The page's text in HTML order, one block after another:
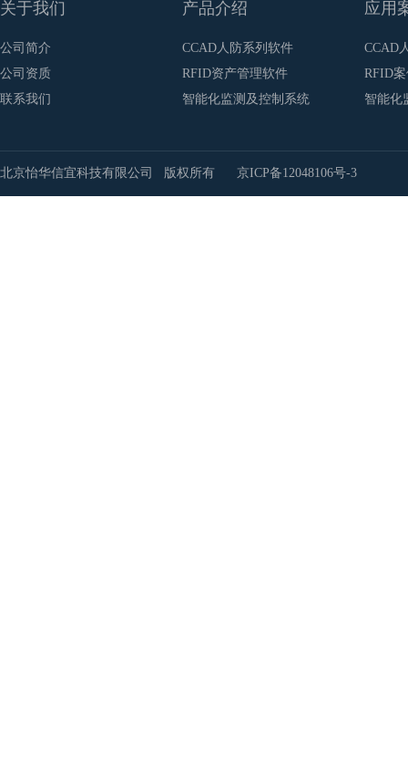
关于我们 产品介绍 应用
公司简介
公司资质
联系我们
CCAD人防系列软件
RFID资产管理软件
智能化监测及控制系统
CCAD
RFID
智能化
北京怡华信宜科技有限公司 版权所有 京ICP备12048106号-3